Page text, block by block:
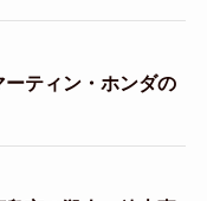
ティン・ホンダの